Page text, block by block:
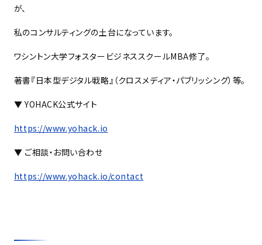
が、
私のコンサルティングの土台になっています。
ワシントン大学フォスタービジネススクールMBA修了。
著書『日本型デジタル戦略』（クロスメディア・パブリッシング）等。
▼ YOHACK公式サイト
https://www.yohack.io
▼ ご相談・お問い合わせ
https://www.yohack.io/contact